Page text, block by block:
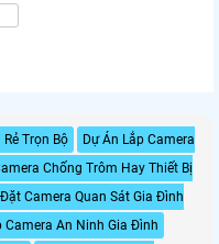
Trọn Bộ
Dự Án Lắp Camera
Chống Trôm Hay Thiết Bị
Camera Quan Sát Gia Đình
Camera An Ninh Gia Đình